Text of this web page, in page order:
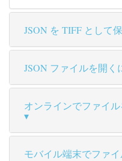
JSON を TIFF として
JSON ファイルを開く
オンラインでファイ
モバイル端末でファ